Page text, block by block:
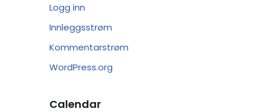
Logg inn
Innleggsstrøm
Kommentarstrøm
WordPress.org
Calendar